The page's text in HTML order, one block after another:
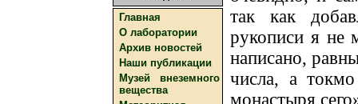
Главная
О лаборатории
Архив новостей
Наши публикации
Музей внеземного
вещества
так как
рукописи я не
написано,
числа, а
монастыря